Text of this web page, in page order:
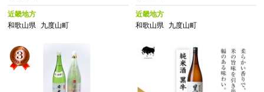
近畿地方
和歌山県
九度山町
近畿地方
和歌山県
九度山町